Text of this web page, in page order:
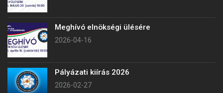
Meghívó elnökségi ülésére
2026-04-16
Pályázati kiírás 2026
2026-02-27